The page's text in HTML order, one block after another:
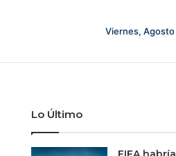
Viernes, Agosto
Lo Último